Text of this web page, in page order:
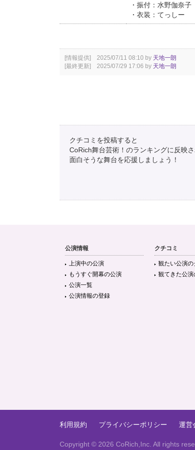
・振付：水野伽奈子
・衣装：てっしー
[情報提供] 2025/07/11 08:10 by 天地一朗
[最終更新] 2025/07/29 17:06 by 天地一朗
クチコミを投稿すると
CoRich舞台芸術！のランキングに反映さ
面白そうな舞台を応援しましょう！
公演情報
上演中の公演
もうすぐ開幕の公演
公演一覧
公演情報の登録
クチコミ
観たい公演の
観てきた公演
利用規約 プライバシーポリシー 運営
Copyright © 2026 CoRich,Inc. All rights